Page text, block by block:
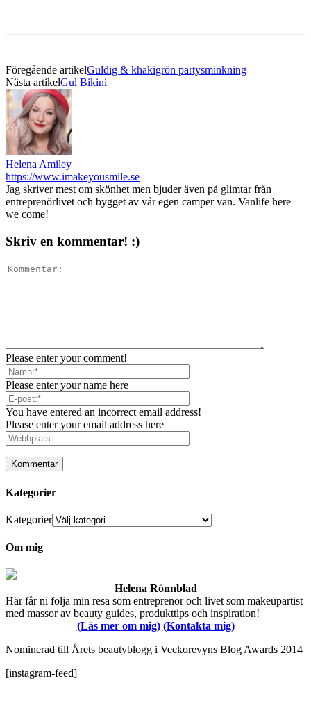
Föregående artikelGuldig & khakigrön partysminkning
Nästa artikelGul Bikini
Helena Amiley
https://www.imakeyousmile.se
Jag skriver mest om skönhet men bjuder även på glimtar från
entreprenörlivet och bygget av vår egen camper van. Vanlife here
we come!
Skriv en kommentar! :)
Please enter your comment!
Please enter your name here
You have entered an incorrect email address!
Please enter your email address here
Kategorier
Kategorier
Om mig
Helena Rönnblad
Här får ni följa min resa som entreprenör och livet som makeupartist
med massor av beauty guides, produkttips och inspiration!
(Läs mer om mig) (Kontakta mig)
Nominerad till Årets beautyblogg i Veckorevyns Blog Awards 2014
[instagram-feed]